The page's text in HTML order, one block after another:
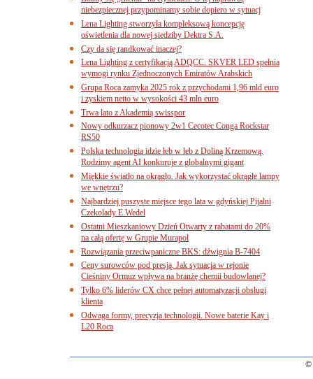
niebezpiecznej przypominamy sobie dopiero w sytuacj
Lena Lighting stworzyła kompleksową koncepcję
oświetlenia dla nowej siedziby Dektra S.A.
Czy da się randkować inaczej?
Lena Lighting z certyfikacją ADQCC. SKVER LED spełnia
wymogi rynku Zjednoczonych Emiratów Arabskich
Grupa Roca zamyka 2025 rok z przychodami 1,96 mld euro
i zyskiem netto w wysokości 43 mln euro
Trwa lato z Akademią swisspor
Nowy odkurzacz pionowy 2w1 Cecotec Conga Rockstar
RS50
Polska technologia idzie łeb w łeb z Doliną Krzemową.
Rodzimy agent AI konkuruje z globalnymi gigant
Miękkie światło na okrągło. Jak wykorzystać okrągłe lampy
we wnętrzu?
Najbardziej puszyste miejsce tego lata w gdyńskiej Pijalni
Czekolady E.Wedel
Ostatni Mieszkaniowy Dzień Otwarty z rabatami do 20%
na całą ofertę w Grupie Murapol
Rozwiązania przeciwpaniczne BKS: dźwignia B-7404
Ceny surowców pod presją. Jak sytuacja w rejonie
Cieśniny Ormuz wpływa na branżę chemii budowlanej?
Tylko 6% liderów CX chce pełnej automatyzacji obsługi
klienta
Odwaga formy, precyzja technologii. Nowe baterie Kay i
L20 Roca
©